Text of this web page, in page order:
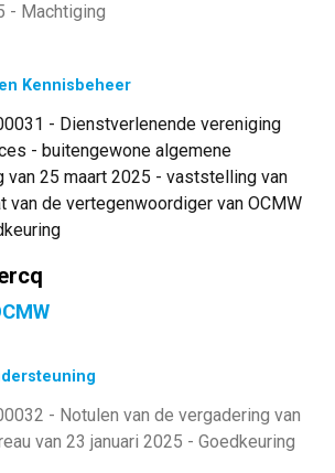
- Machtiging
Kennisbeheer
- Dienstverlenende vereniging
- buitengewone algemene
van 25 maart 2025 - vaststelling van
van de vertegenwoordiger van OCMW
- Notulen van de vergadering van
van 23 januari 2025 - Goedkeuring